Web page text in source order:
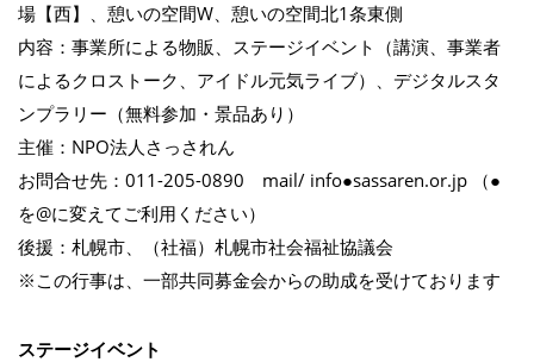
場【西】、憩いの空間W、憩いの空間北1条東側
内容：事業所による物販、ステージイベント（講演、事業者
によるクロストーク、アイドル元気ライブ）、デジタルスタ
ンプラリー（無料参加・景品あり）
主催：NPO法人さっされん
お問合せ先：011-205-0890 mail/ info●sassaren.or.jp （●
を@に変えてご利用ください）
後援：札幌市、（社福）札幌市社会福祉協議会
※この行事は、一部共同募金会からの助成を受けております
ステージイベント